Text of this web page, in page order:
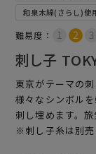
和泉木綿(さらし)使
難易度：
刺し子
東京がテーマの
様々なシンボル
刺し埋めます。旅
※刺し子糸は別売